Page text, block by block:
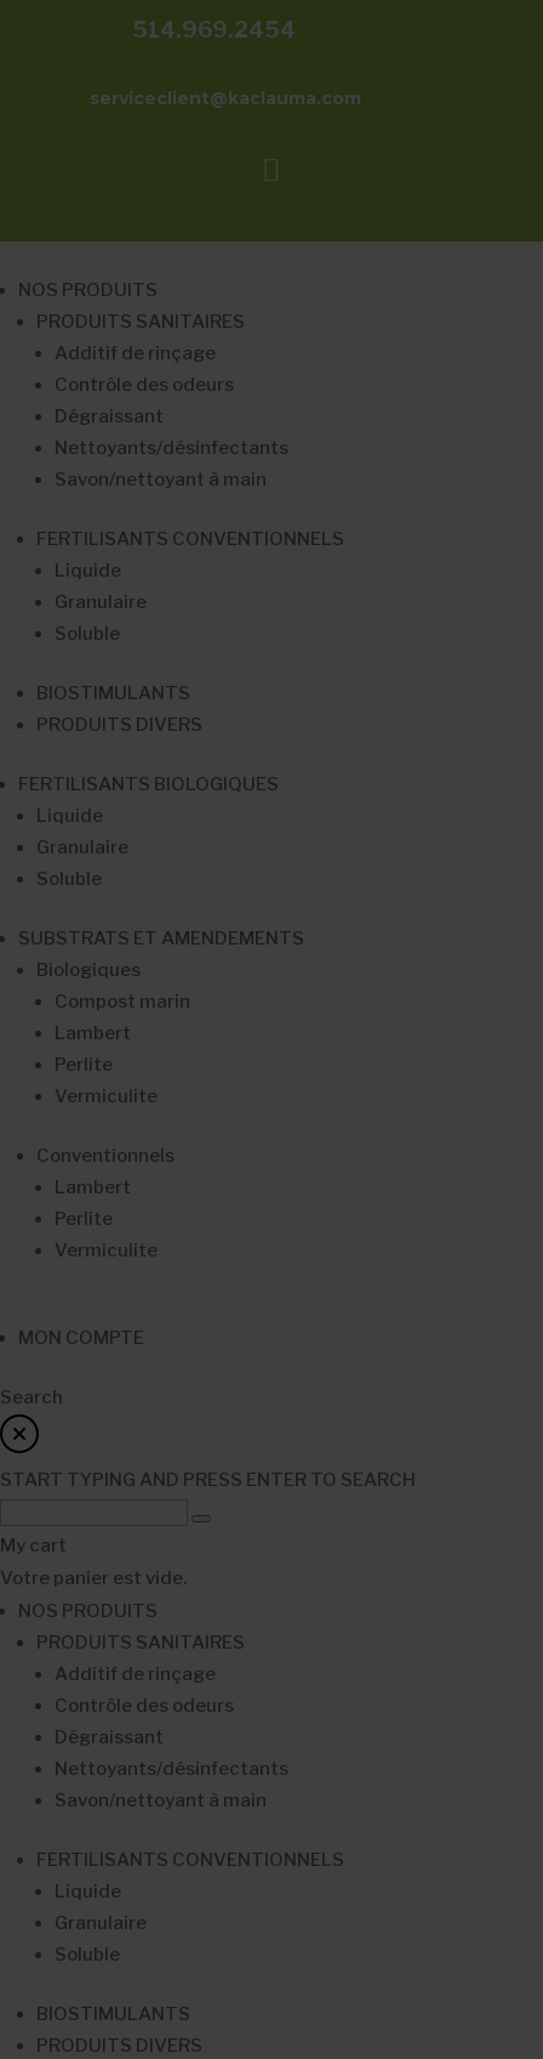
514.969.2454
serviceclient@kaclauma.com

NOS PRODUITS
PRODUITS SANITAIRES
Additif de rinçage
Contrôle des odeurs
Dégraissant
Nettoyants/désinfectants
Savon/nettoyant à main
FERTILISANTS CONVENTIONNELS
Liquide
Granulaire
Soluble
BIOSTIMULANTS
PRODUITS DIVERS
FERTILISANTS BIOLOGIQUES
Liquide
Granulaire
Soluble
SUBSTRATS ET AMENDEMENTS
Biologiques
Compost marin
Lambert
Perlite
Vermiculite
Conventionnels
Lambert
Perlite
Vermiculite
MON COMPTE
Search
START TYPING AND PRESS ENTER TO SEARCH
My cart
Votre panier est vide.
NOS PRODUITS
PRODUITS SANITAIRES
Additif de rinçage
Contrôle des odeurs
Dégraissant
Nettoyants/désinfectants
Savon/nettoyant à main
FERTILISANTS CONVENTIONNELS
Liquide
Granulaire
Soluble
BIOSTIMULANTS
PRODUITS DIVERS